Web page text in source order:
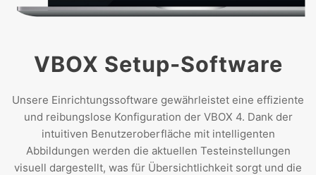
VBOX Setup-Software
Unsere Einrichtungssoftware gewährleistet eine effiziente
und reibungslose Konfiguration der VBOX 4. Dank der
intuitiven Benutzeroberfläche mit intelligenten
Abbildungen werden die aktuellen Testeinstellungen
visuell dargestellt, was für Übersichtlichkeit sorgt und die